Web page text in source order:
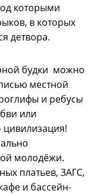
которыми
в которых
детвора.
будки можно
местной
и ребусы
или
цивилизация!
молодёжи.
платьев, ЗАГС,
и бассейн-